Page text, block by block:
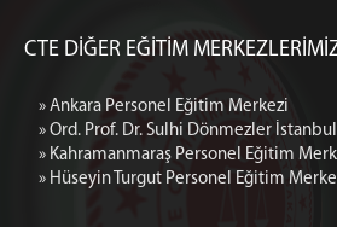
CTE DİĞER EĞİTİM
» Ankara Personel Eğitim Merkezi
» Ord. Prof. Dr. Sulhi Dönmezler
» Kahramanmaraş Personel Eğitim
» Hüseyin Turgut Personel Eğitim